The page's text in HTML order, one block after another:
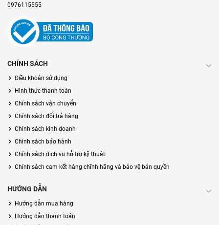
0976115555
CHÍNH SÁCH
Điều khoản sử dụng
Hình thức thanh toán
Chính sách vận chuyển
Chính sách đổi trả hàng
Chính sách kinh doanh
Chính sách bảo hành
Chính sách dịch vụ hỗ trợ kỹ thuật
Chính sách cam kết hàng chĩnh hãng và bảo vệ bản quyền
HƯỚNG DẪN
Hướng dẫn mua hàng
Hướng dẫn thanh toán